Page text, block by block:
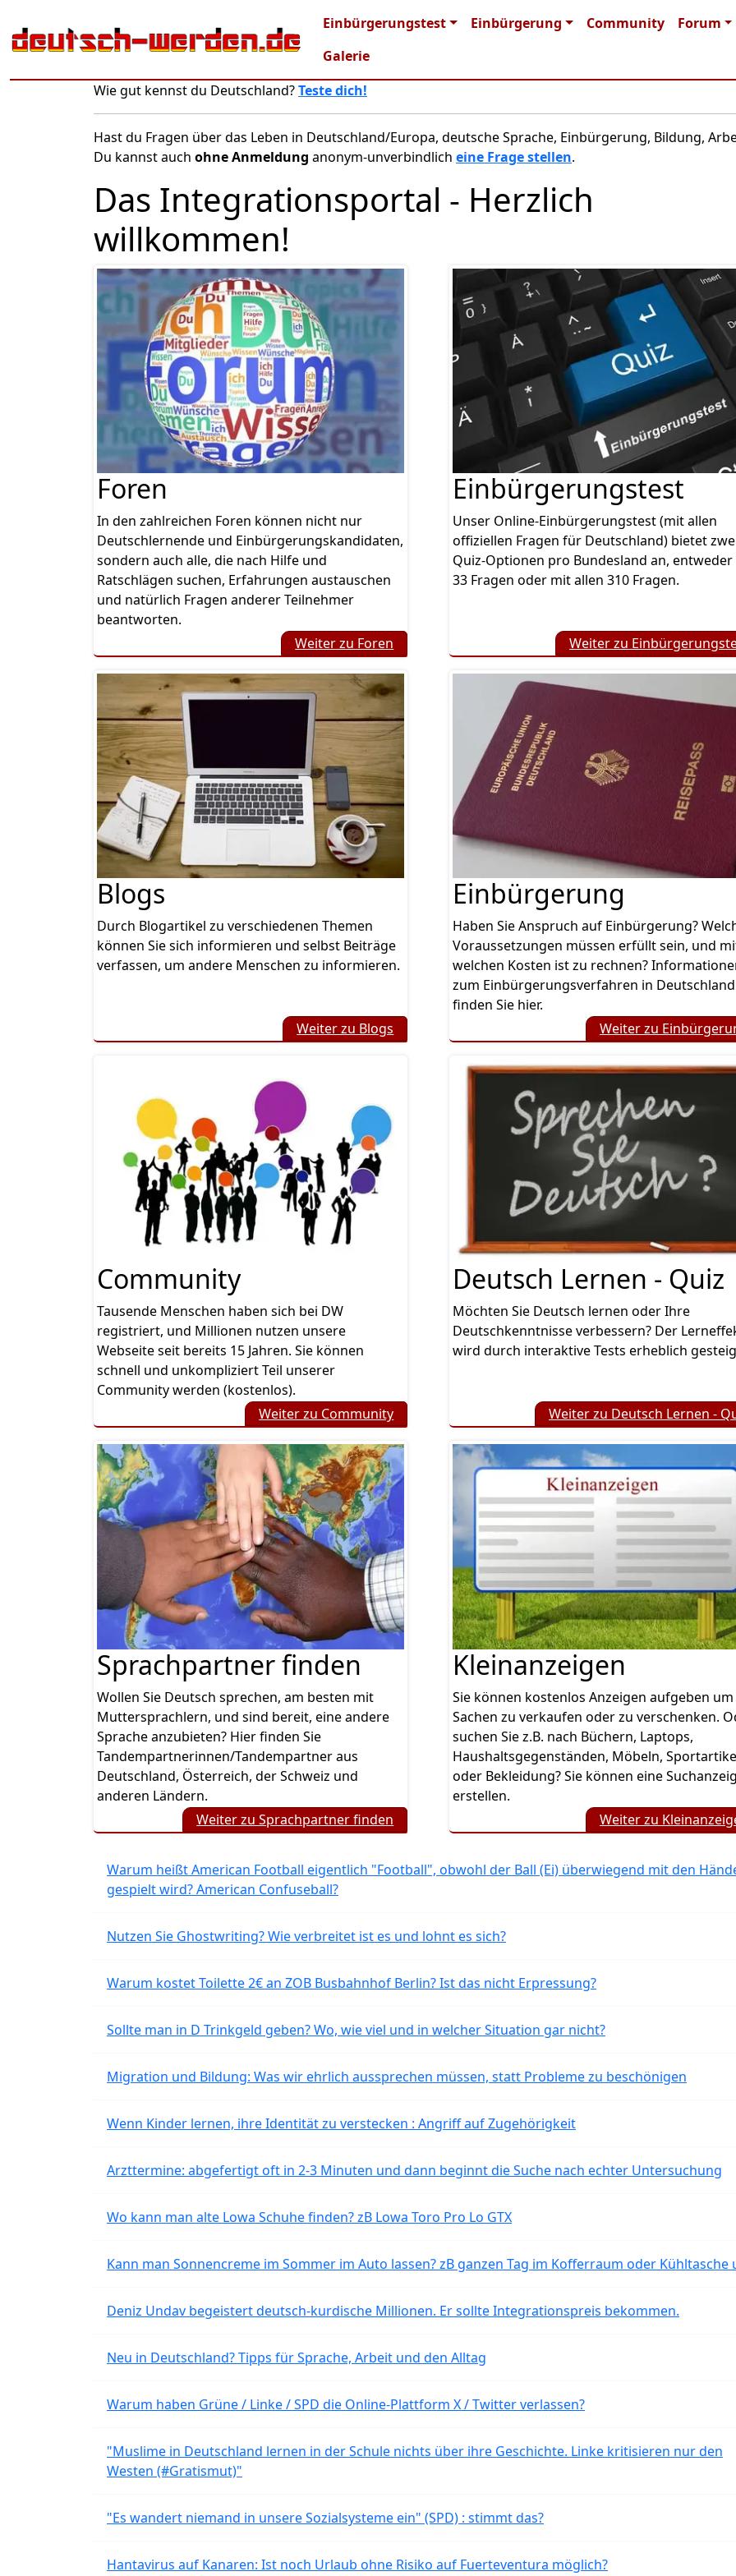
Main navigation
Einbürgerungstest Einbürgerung Community
Forum
Galerie
Wie gut kennst du Deutschland?Teste dich!
Hast du Fragen über das Leben in Deutschland/Europa, deutsche Sprache, Einbürgerung, Bildung,
Du kannst auch ohne Anmeldung anonym-unverbindlich eine Frage stellen.
Das Integrationsportal - Herzlich
willkommen!
Foren
In den zahlreichen Foren können nicht nur
Deutschlernende und Einbürgerungskandidaten,
sondern auch alle, die nach Hilfe und
Ratschlägen suchen, Erfahrungen austauschen
und natürlich Fragen anderer Teilnehmer
beantworten.
Weiter zu Foren
Einbürgerungstest
Unser Online-Einbürgerungstest (mit allen
offiziellen Fragen für Deutschland) bietet
Quiz-Optionen pro Bundesland an,
33 Fragen oder mit allen 310 Fragen.
Weiter zu
Blogs
Durch Blogartikel zu verschiedenen Themen
können Sie sich informieren und selbst Beiträge
verfassen, um andere Menschen zu informieren.
Weiter zu Blogs
Einbürgerung
Haben Sie Anspruch auf Einbürgerung?
Voraussetzungen müssen erfüllt sein, und
welchen Kosten ist zu rechnen?
zum Einbürgerungsverfahren in Deutschland
finden Sie hier.
Weiter zu
Community
Tausende Menschen haben sich bei DW
registriert, und Millionen nutzen unsere
Webseite seit bereits 15 Jahren. Sie können
schnell und unkompliziert Teil unserer
Community werden (kostenlos).
Weiter zu Community
Deutsch Lernen - Quiz
Möchten Sie Deutsch lernen oder Ihre
Deutschkenntnisse verbessern? Der
wird durch interaktive Tests erheblich
Weiter zu Deutsch Lernen -
Sprachpartner finden
Wollen Sie Deutsch sprechen, am besten mit
Muttersprachlern, und sind bereit, eine andere
Sprache anzubieten? Hier finden Sie
Tandempartnerinnen/Tandempartner aus
Deutschland, Österreich, der Schweiz und
anderen Ländern.
Weiter zu Sprachpartner finden
Kleinanzeigen
Sie können kostenlos Anzeigen aufgeben um
Sachen zu verkaufen oder zu verschenken.
suchen Sie z.B. nach Büchern, Laptops,
Haushaltsgegenständen, Möbeln,
oder Bekleidung? Sie können eine
erstellen.
Weiter zu
Warum heißt American Football eigentlich "Football", obwohl der Ball (Ei) überwiegend mit den
gespielt wird? American Confuseball?
Nutzen Sie Ghostwriting? Wie verbreitet ist es und lohnt es sich?
Warum kostet Toilette 2€ an ZOB Busbahnhof Berlin? Ist das nicht Erpressung?
Sollte man in D Trinkgeld geben? Wo, wie viel und in welcher Situation gar nicht?
Migration und Bildung: Was wir ehrlich aussprechen müssen, statt Probleme zu beschönigen
Wenn Kinder lernen, ihre Identität zu verstecken : Angriff auf Zugehörigkeit
Arzttermine: abgefertigt oft in 2-3 Minuten und dann beginnt die Suche nach echter Untersuchung
Wo kann man alte Lowa Schuhe finden? zB Lowa Toro Pro Lo GTX
Kann man Sonnencreme im Sommer im Auto lassen? zB ganzen Tag im Kofferraum oder Kühltasche
Deniz Undav begeistert deutsch-kurdische Millionen. Er sollte Integrationspreis bekommen.
Neu in Deutschland? Tipps für Sprache, Arbeit und den Alltag
Warum haben Grüne / Linke / SPD die Online-Plattform X / Twitter verlassen?
"Muslime in Deutschland lernen in der Schule nichts über ihre Geschichte. Linke kritisieren nur den
Westen (#Gratismut)"
"Es wandert niemand in unsere Sozialsysteme ein" (SPD) : stimmt das?
Hantavirus auf Kanaren: Ist noch Urlaub ohne Risiko auf Fuerteventura möglich?